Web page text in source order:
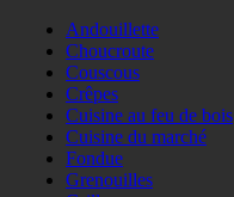
Andouillette
Choucroute
Couscous
Crêpes
Cuisine au feu de bois
Cuisine du marché
Fondue
Grenouilles